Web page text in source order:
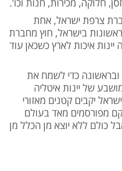
חלוקה, מכירות, חנות וכו'.
צרפת ישראל, אחת
הראשונות בישראל, חוץ מחברת
איכות לארץ כשכאן עוד
כדי לשמח את
של יינות איטליה
יקבים קטנים מאזורי
מפורסמים מאד בעולם
כולם ללא יוצא מן הכלל מן